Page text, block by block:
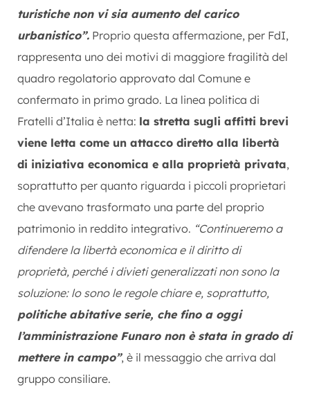
turistiche non vi sia aumento del carico
urbanistico”. Proprio questa affermazione, per FdI,
rappresenta uno dei motivi di maggiore fragilità del
quadro regolatorio approvato dal Comune e
confermato in primo grado. La linea politica di
Fratelli d’Italia è netta: la stretta sugli affitti brevi
viene letta come un attacco diretto alla libertà
di iniziativa economica e alla proprietà privata,
soprattutto per quanto riguarda i piccoli proprietari
che avevano trasformato una parte del proprio
patrimonio in reddito integrativo. “Continueremo a
difendere la libertà economica e il diritto di
proprietà, perché i divieti generalizzati non sono la
soluzione: lo sono le regole chiare e, soprattutto,
politiche abitative serie, che fino a oggi
l’amministrazione Funaro non è stata in grado di
mettere in campo”, è il messaggio che arriva dal
gruppo consiliare.